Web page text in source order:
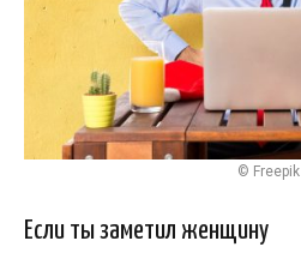
© Freepik
Если ты заметил женщину